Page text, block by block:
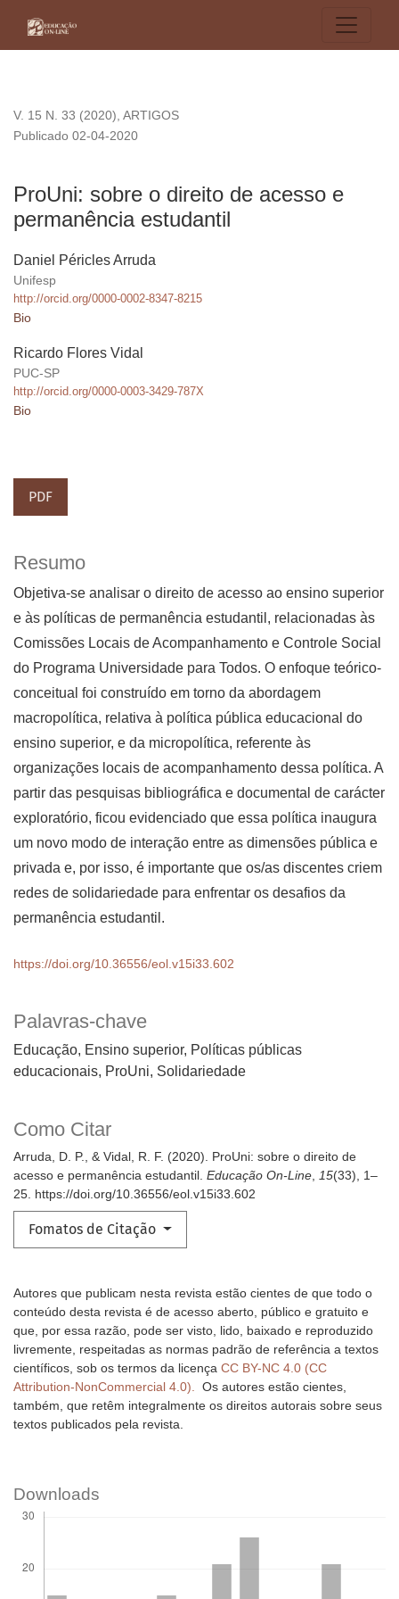
V. 15 N. 33 (2020), ARTIGOS
ProUni: sobre o direito de acesso e
permanência estudantil
Publicado 02-04-2020
Daniel Péricles Arruda
Unifesp
http://orcid.org/0000-0002-8347-8215
Bio
Ricardo Flores Vidal
PUC-SP
http://orcid.org/0000-0003-3429-787X
Bio
PDF
Palavras-chave
Educação, Ensino superior, Políticas públicas
educacionais, ProUni, Solidariedade
Como Citar
Arruda, D. P., & Vidal, R. F. (2020). ProUni: sobre o direito de
acesso e permanência estudantil. Educação On-Line, 15(33), 1–
25. https://doi.org/10.36556/eol.v15i33.602
Fomatos de Citação
Resumo
Objetiva-se analisar o direito de acesso ao ensino superior
e às políticas de permanência estudantil, relacionadas às
Comissões Locais de Acompanhamento e Controle Social
do Programa Universidade para Todos. O enfoque teórico-
conceitual foi construído em torno da abordagem
macropolítica, relativa à política pública educacional do
ensino superior, e da micropolítica, referente às
organizações locais de acompanhamento dessa política. A
partir das pesquisas bibliográfica e documental de carácter
exploratório, ficou evidenciado que essa política inaugura
um novo modo de interação entre as dimensões pública e
privada e, por isso, é importante que os/as discentes criem
redes de solidariedade para enfrentar os desafios da
permanência estudantil.
https://doi.org/10.36556/eol.v15i33.602
Autores que publicam nesta revista estão cientes de que todo o
conteúdo desta revista é de acesso aberto, público e gratuito e
que, por essa razão, pode ser visto, lido, baixado e reproduzido
livremente, respeitadas as normas padrão de referência a textos
científicos, sob os termos da licença CC BY-NC 4.0 (CC
Attribution-NonCommercial 4.0). Os autores estão cientes,
também, que retêm integralmente os direitos autorais sobre seus
textos publicados pela revista.
Downloads